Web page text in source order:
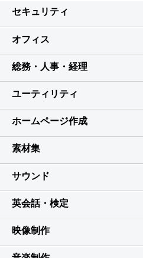
セキュリティ
オフィス
総務・人事・経理
ユーティリティ
ホームページ作成
素材集
サウンド
英会話・検定
映像制作